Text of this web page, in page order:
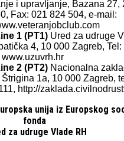
i upravljanje, Bazana 27,
Fax: 021 824 504, e-mail:
1 (PT1) Ured za udruge
4, 10 000 Zagreb,
2 (PT2) Nacionalna
1a, 10 000 Zagreb,
http://
unija iz Europskog
fonda
za udruge Vlade RH